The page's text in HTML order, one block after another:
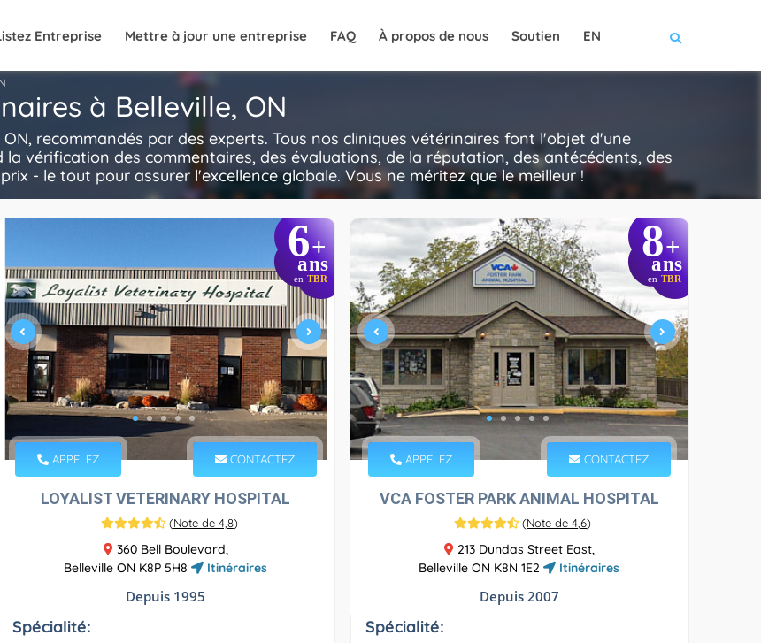
Entreprise Mettre à jour une entreprise FAQ À propos de nous Soutien EN
à Belleville, ON
recommandés par des experts. Tous nos cliniques vétérinaires font l'objet d'une
la vérification des commentaires, des évaluations, de la réputation, des antécédents, des
- le tout pour assurer l'excellence globale. Vous ne méritez que le meilleur !
6+
ans
en TBR
APPELEZ CONTACTEZ
LOYALIST VETERINARY HOSPITAL
(Note de 4,8)
360 Bell Boulevard,
Belleville ON K8P 5H8
Itinéraires
Depuis 1995
Spécialité:
8+
ans
en TBR
APPELEZ CONTACTEZ
VCA FOSTER PARK ANIMAL HOSPITAL
(Note de 4,6)
213 Dundas Street East,
Belleville ON K8N 1E2
Itinéraires
Depuis 2007
Spécialité: